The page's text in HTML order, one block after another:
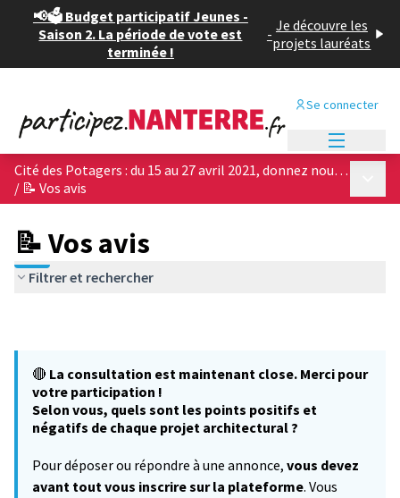
📢🗳️ Budget participatif Jeunes -
Saison 2. La période de vote est
terminée !
- Je découvre les
projets lauréats
Se connecter
Cité des Potagers : du 15 au 27 avril 2021, donnez nous votre avis sur les 4 projets architecturaux !
/ 📝 Vos avis
📝 Vos avis
Filtrer et rechercher
🔴 La consultation est maintenant close. Merci pour
votre participation !
Selon vous, quels sont les points positifs et
négatifs de chaque projet architectural ?
Pour déposer ou répondre à une annonce, vous devez
avant tout vous inscrire sur la plateforme. Vous